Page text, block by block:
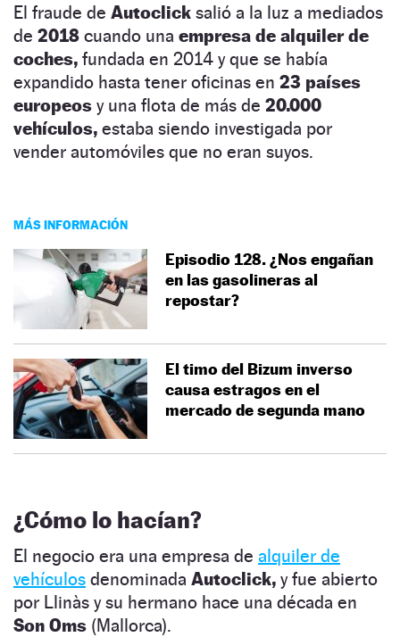
El fraude de Autoclick salió a la luz a mediados
de 2018 cuando una empresa de alquiler de
coches, fundada en 2014 y que se había
expandido hasta tener oficinas en 23 países
europeos y una flota de más de 20.000
vehículos, estaba siendo investigada por
vender automóviles que no eran suyos.
MÁS INFORMACIÓN
Episodio 128. ¿Nos engañan
en las gasolineras al
repostar?
El timo del Bizum inverso
causa estragos en el
mercado de segunda mano
¿Cómo lo hacían?
El negocio era una empresa de alquiler de
vehículos denominada Autoclick, y fue abierto
por Llinàs y su hermano hace una década en
Son Oms (Mallorca).